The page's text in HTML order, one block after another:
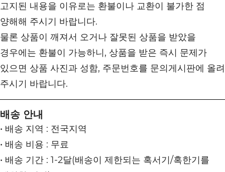
고지된 내용을 이유로는 환불이나 교환이 불가한 점
양해해 주시기 바랍니다.
물론 상품이 깨져서 오거나 잘못된 상품을 받았을
경우에는 환불이 가능하니, 상품을 받은 즉시 문제가
있으면 상품 사진과 성함, 주문번호를 문의게시판에 올려
주시기 바랍니다.
배송 안내
• 배송 지역 : 전국지역
• 배송 비용 : 무료
• 배송 기간 : 1-2달(배송이 제한되는 혹서기/혹한기를